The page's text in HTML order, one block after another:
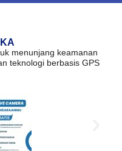
menunjang keamanan
teknologi berbasis GPS